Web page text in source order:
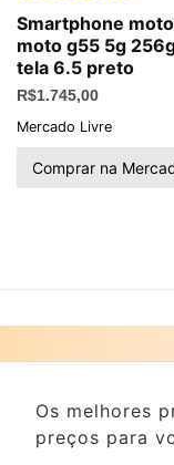
Smartphone
moto g55 5g
tela 6.5 preto
R$1.745,00
Mercado Livre
Comprar na
Os melhores
preços para